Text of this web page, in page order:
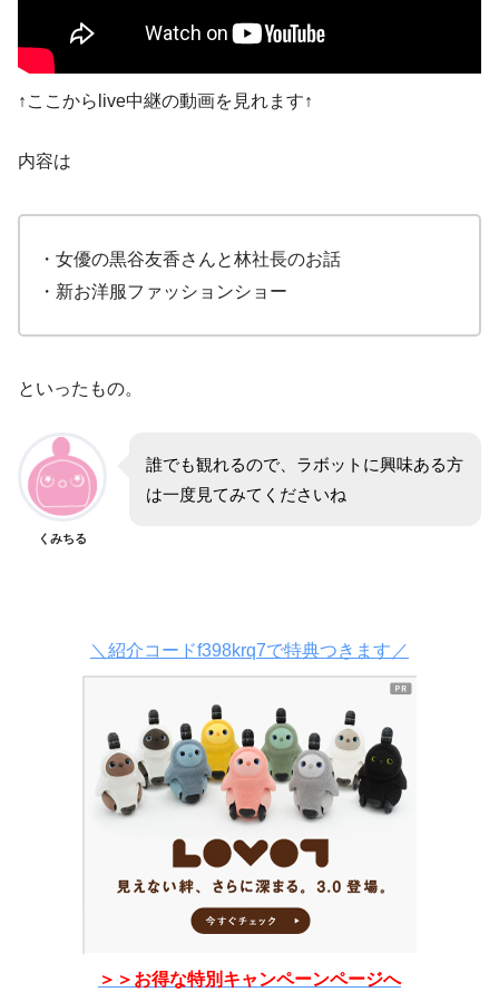
↑ここからlive中継の動画を見れます↑
内容は
・女優の黒谷友香さんと林社長のお話
・新お洋服ファッションショー
といったもの。
くみちる
誰でも観れるので、ラボットに興味ある方
は一度見てみてくださいね
＼紹介コードf398krq7で特典つきます／
＞＞お得な特別キャンペーンページへ